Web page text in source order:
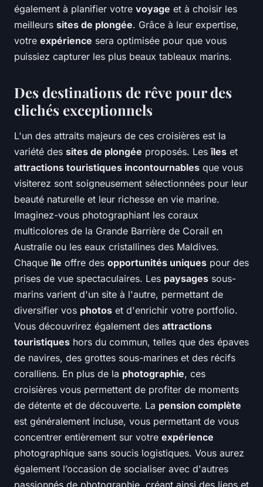
également à planifier votre voyage et à choisir les
meilleurs sites de plongée. Grâce à leur expertise,
votre expérience sera optimisée pour que vous
puissiez capturer les plus beaux tableaux marins.
Des destinations de rêve pour des
clichés exceptionnels
L'un des attraits majeurs de ces croisières est la
variété des sites de plongée proposés. Lesîles et
attractions touristiques incontournables que vous
visiterez sont soigneusement sélectionnées pour leur
beauté naturelle et leur richesse en vie marine.
Imaginez-vous photographiant les coraux
multicolores de la Grande Barrière de Corail en
Australie ou les eaux cristallines des Maldives.
Chaqueîle offre des opportunités uniques pour des
prises de vue spectaculaires. Les paysages sous-
marins varient d'un site à l'autre, permettant de
diversifier vos photos et d'enrichir votre portfolio.
Vous découvrirez également des attractions
touristiques hors du commun, telles que des épaves
de navires, des grottes sous-marines et des récifs
coralliens. En plus de la photographie, ces
croisières vous permettent de profiter de moments
de détente et de découverte. La pension complète
est généralement incluse, vous permettant de vous
concentrer entièrement sur votre expérience
photographique sans soucis logistiques. Vous aurez
également l’occasion de socialiser avec d'autres